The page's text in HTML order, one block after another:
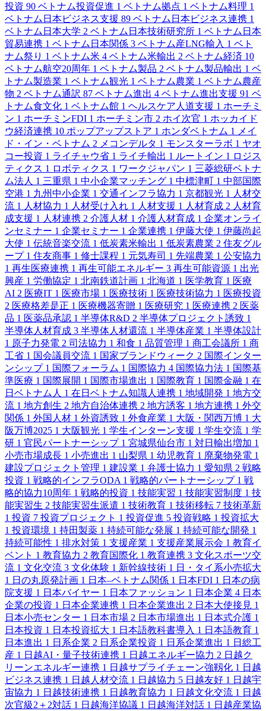
投資 90 ベトナム投資促進 1 ベトナム拠点 1 ベトナム料理 1
ベトナム日本ビジネス支援 89 ベトナム日本ビジネス連携 1
ベトナム日本大学 2 ベトナム日本技術研究所 1 ベトナム日本
貿易連携 1 ベトナム日本関係 3 ベトナム産LNG輸入 1 ベト
ナム祭り 1 ベトナム米 4 ベトナム米輸出 2 ベトナム経済 10
ベトナム航空20周年 1 ベトナム製品 2 ベトナム製品輸出 1 ベ
トナム製造業 1 ベトナム観光 1 ベトナム農業 1 ベトナム農産
物 2 ベトナム通訳 87 ベトナム進出 4 ベトナム進出支援 91 ベ
トナム食文化 1 ベトナム館 1 ヘルスケア人道支援 1 ホーチミ
ン 1 ホーチミンFDI 1 ホーチミン市 2 ホイ次官 1 ホッカイド
ウ経済連携 10 ポップアップストア 1 ホンダベトナム 1
メイ
ド・イン・ベトナム 2 メコンデルタ 1 モンスターラボ 1 ヤオ
コー投資 1 ライチャウ省 1 ライチ輸出 1 ルートイン 1 ロジス
ティクス 1 ロボティクス 1 ワークジャパン 1 三菱総研ベトナ
ム法人 1 三重県 1 中小企業マッチング 1 中標津町 1 中部国際
空港 1 九州中小企業 1 交通インフラ協力 1 京都観光 1 人材交
流 1 人材協力 1 人材受け入れ 1 人材支援 1 人材育成 2 人材育
成支援 1 人材連携 2 介護人材 1 介護人材育成 1 企業オンライ
ンセミナー 1 企業セミナー 1 企業連携 1 伊藤大使 1 伊藤尚起
大使 1 伝統音楽交流 1 低炭素米輸出 1 低炭素農業 2 住友グル
ープ 1 住友商事 1 修士課程 1 元気寿司 1 先端農業 1 公安協力
1 再生医療連携 1 再生可能エネルギー 3 再生可能資源 1 出光
興産 1 労働協定 1 北南鉄道計画 1 北海道 1 医学教育 1 医療
AI 2 医療IT 1 医療市場 1 医療技術 1 医療技術協力 1 医療投資
2 医療格差是正 1 医療機器寄贈 1 医療研究 1 医療連携 2 医薬
品 1 医薬品承認 1 半導体R&D 2 半導体プロジェクト誘致 1
半導体人材育成 3 半導体人材還流 1 半導体産業 1 半導体設計
1 原子力発電 2 司法協力 1 和食 1 品質管理 1 商工会議所 1 商
工省 1 国会議員交流 1 国家ブランドウィーク 2 国際インター
ンシップ 1 国際フォーラム 1 国際協力 4 国際協力法 1 国際基
準医療 1 国際展開 1 国際市場進出 1 国際教育 1 国際金融 1 在
日ベトナム人 1 在日ベトナム知識人連携 1 地域開発 1 地方交
流 1 地方創生 2 地方自治体連携 2 地方誘客 1 地方連携 1 外交
関係 1 外国人材 1 外資誘致 1 外食産業 1 大阪・関西万博 1 大
阪万博2025 1 大阪観光 1 学生インターン支援 1 学生交流 1 学
研 1 官民パートナーシップ 1 宮城県仙台市 1 対日輸出増加 1
小売市場成長 1 小売進出 1 山梨県 1 幼児教育 1 廃棄物発電 1
建設プロジェクト管理 1 建設業 1 弁護士協力 1 愛知県 2 戦略
投資 1 戦略的インフラODA 1 戦略的パートナーシップ 1 戦
略的協力10周年 1 戦略的投資 1 技能実習 1 技能実習制度 1 技
能実習生 2 技能実習生派遣 1 技術教育 1 技術移転 7 技術革新
1 投資 7 投資プロジェクト 1 投資促進 5 投資戦略 1 投資拡大
1 投資環境 1 持田製薬 1 持続可能な発展 1 持続可能な開発 1
持続可能性 1 排水対策 1 支援産業 1 支援産業展示会 1 教育イ
ベント 1 教育協力 2 教育国際化 1 教育連携 3 文化スポーツ交
流 1 文化交流 3 文化体験 1 新幹線技術 1 日・タイ系小売拡大
1 日の丸原発計画 1 日本–ベトナム関係 1 日本FDI 1 日本の病
院支援 1 日本バイヤー 1 日本ファッション 1 日本企業 4 日本
企業の投資 1 日本企業連携 1 日本企業進出 2 日本大使接見 1
日本小売センター 1 日本市場 2 日本市場進出 1 日本式介護 1
日本投資 1 日本投資拡大 1 日本語教科書導入 1 日本語教育 1
日本進出 1 日系企業 2 日系企業投資 1 日系企業進出 1 日総工
産 1 日越AI・量子技術連携 1 日越エネルギー協力 2 日越ク
リーンエネルギー連携 1 日越サプライチェーン強靱化 1 日越
ビジネス連携 1 日越人材交流 1 日越協力 5 日越友好 1 日越宇
宙協力 1 日越技術連携 1 日越教育協力 1 日越文化交流 1 日越
次官級2＋2対話 1 日越海洋協議 1 日越海洋対話 1 日越産業協